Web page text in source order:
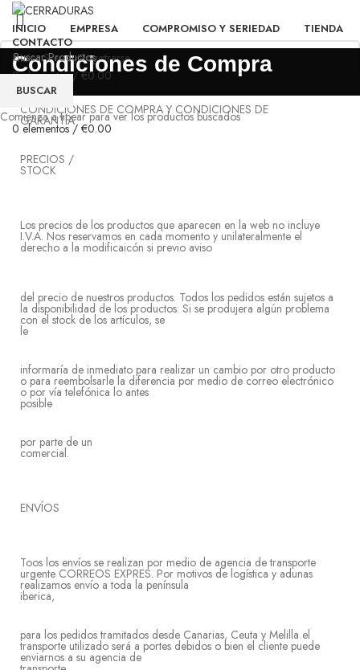
INICIO EMPRESA COMPROMISO Y SERIEDAD
TIENDA
CONTACTO
Iniciar Sesion/Registrarse
0elementos / €0.00
Menú
0elementos / €0.00
Condiciones de Compra
CONDICIONES DE COMPRA Y CONDICIONES DE
GARANTÍA
PRECIOS /
Los precios de los productos que aparecen en la web no incluye
I.V.A. Nos reservamos en cada momento y unilateralmente el
derecho a la modificaicón si previo aviso
del precio de nuestros productos. Todos los pedidos están sujetos a
la disponibilidad de los productos. Si se produjera algún problema
con el stock de los artículos, se
informaría de inmediato para realizar un cambio por otro producto
o para reembolsarle la diferencia por medio de correo electrónico
o por vía telefónica lo antes
por parte de un
Toos los envíos se realizan por medio de agencia de transporte
urgente CORREOS EXPRES. Por motivos de logística y adunas
realizamos envío a toda la península
para los pedidos tramitados desde Canarias, Ceuta y Melilla el
transporte utilizado será a portes debidos o bien el cliente puede
enviarnos a su agencia de
BUSCAR
Comienza a tipear para ver los productos buscados